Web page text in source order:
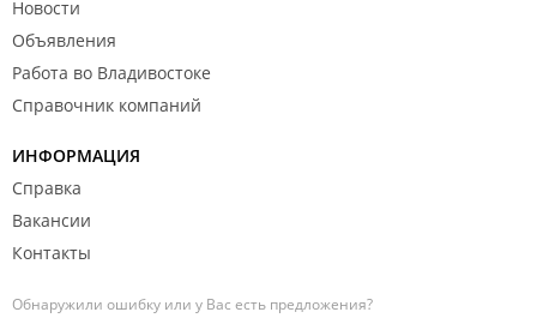
Новости
Объявления
Работа во Владивостоке
Справочник компаний
ИНФОРМАЦИЯ
Справка
Вакансии
Контакты
Обнаружили ошибку или у Вас есть предложения?